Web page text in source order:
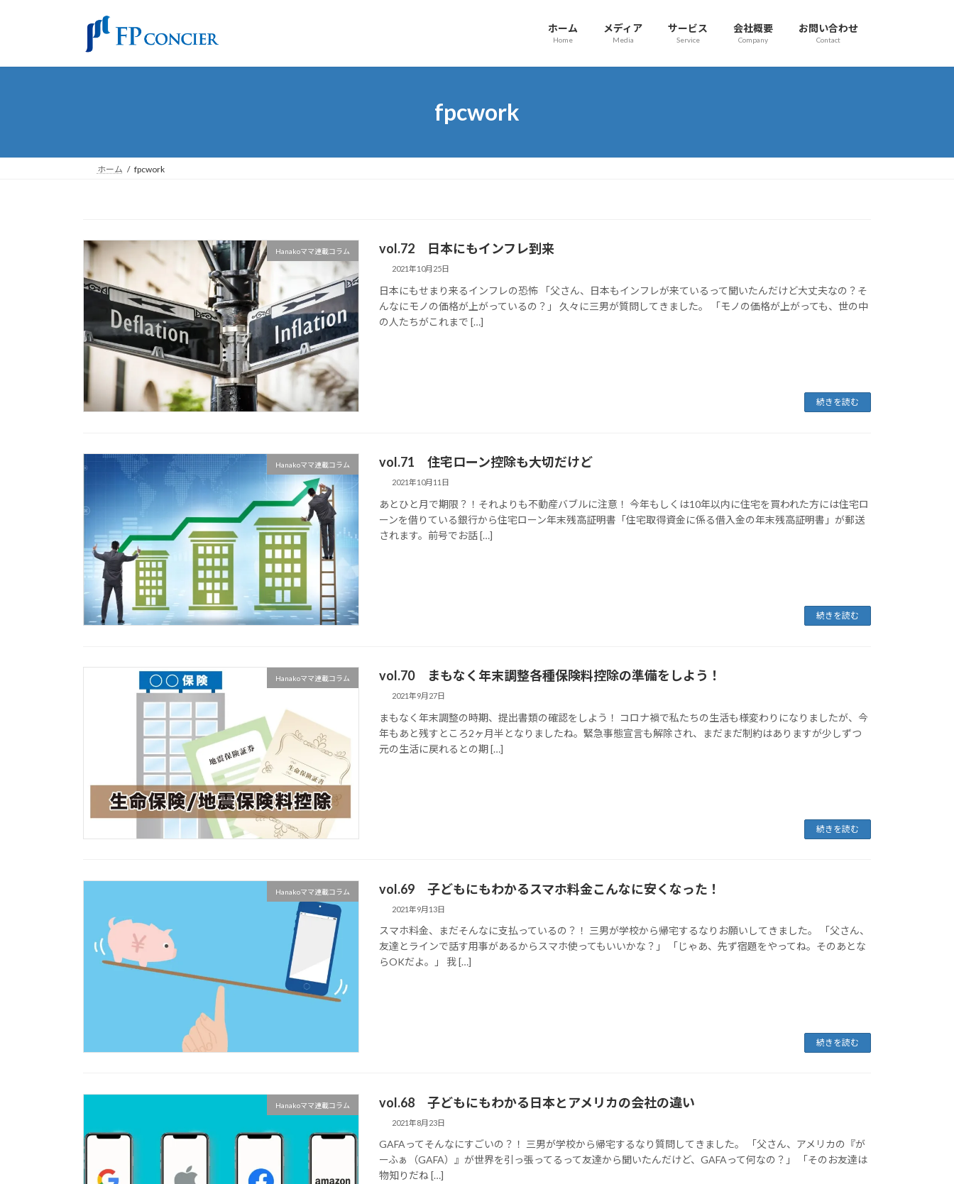
プ
動
ホーム
Home
メディア
Media
サービス
Service
会社概要
Company
お問い合わせ
Contact
fpcwork
ホーム fpcwork
Hanakoママ連載コラム vol.72 日本にもインフレ到来
2021年10月25日
日本にもせまり来るインフレの恐怖 「父さん、日本もインフレが来ているって聞いたんだけど大丈夫なの？そ
んなにモノの価格が上がっているの？」 久々に三男が質問してきました。 「モノの価格が上がっても、世の中
の人たちがこれまで […]
続きを読む
Hanakoママ連載コラム vol.71 住宅ローン控除も大切だけど
2021年10月11日
あとひと月で期限？！それよりも不動産バブルに注意！ 今年もしくは10年以内に住宅を買われた方には住宅ロ
ーンを借りている銀行から住宅ローン年末残高証明書「住宅取得資金に係る借入金の年末残高証明書」が郵送
されます。前号でお話 […]
続きを読む
Hanakoママ連載コラム vol.70 まもなく年末調整各種保険料控除の準備をしよう！
2021年9月27日
まもなく年末調整の時期、提出書類の確認をしよう！ コロナ禍で私たちの生活も様変わりになりましたが、今
年もあと残すところ2ヶ月半となりましたね。緊急事態宣言も解除され、まだまだ制約はありますが少しずつ
元の生活に戻れるとの期 […]
続きを読む
Hanakoママ連載コラム vol.69 子どもにもわかるスマホ料金こんなに安くなった！
2021年9月13日
スマホ料金、まだそんなに支払っているの？！ 三男が学校から帰宅するなりお願いしてきました。 「父さん、
友達とラインで話す用事があるからスマホ使ってもいいかな？」 「じゃあ、先ず宿題をやってね。そのあとな
らOKだよ。」 我 […]
続きを読む
Hanakoママ連載コラム vol.68 子どもにもわかる日本とアメリカの会社の違い
2021年8月23日
GAFAってそんなにすごいの？！ 三男が学校から帰宅するなり質問してきました。 「父さん、アメリカの『が
ーふぁ（GAFA）』が世界を引っ張ってるって友達から聞いたんだけど、GAFAって何なの？」 「そのお友達は
物知りだね […]